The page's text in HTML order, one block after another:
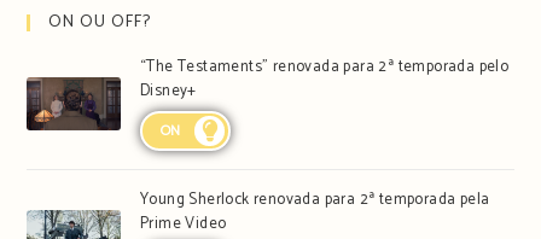
ON OU OFF?
“The Testaments” renovada para 2ª temporada pelo
Disney+
ON
Young Sherlock renovada para 2ª temporada pela
Prime Video